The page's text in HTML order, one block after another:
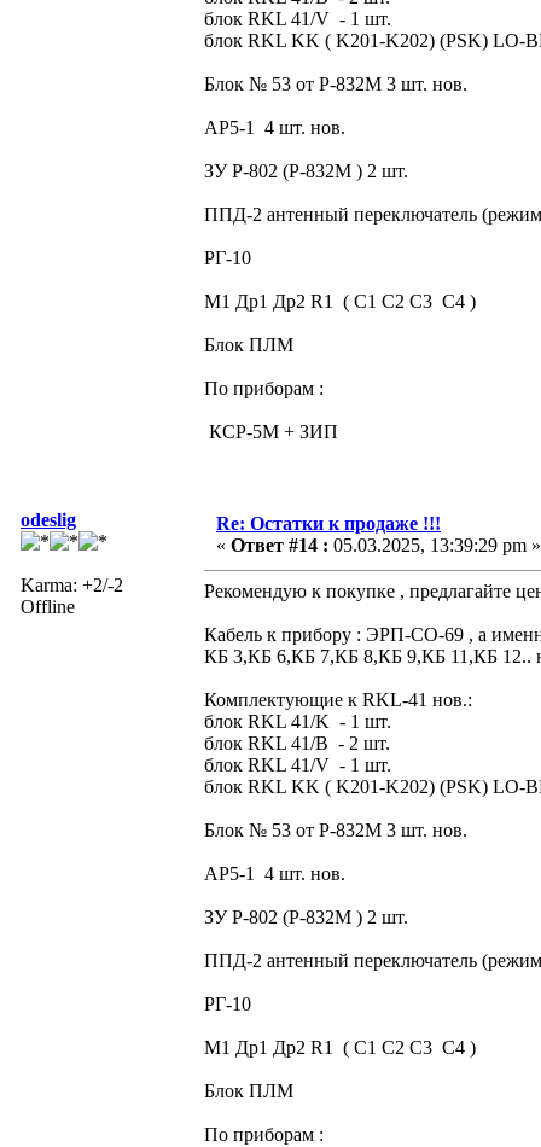
блок RKL 41/V - 1 шт.
блок RKL KK ( K201-K202) (PSK) LO-
Блок № 53 от Р-832М 3 шт. нов.
АР5-1 4 шт. нов.
ЗУ Р-802 (Р-832М ) 2 шт.
ППД-2 антенный переключатель
РГ-10
М1 Др1 Др2 R1 ( С1 С2 С3 С4 )
Блок ПЛМ
По приборам :
КСР-5М + ЗИП
odeslig
Karma: +2/-2
Offline
Re: Остатки к продаже !!!
« Ответ #14 : 05.03.2025, 13:39:29 pm »
Рекомендую к покупке , предлагайте
Кабель к прибору : ЭРП-СО-69 , а
КБ 3,КБ 6,КБ 7,КБ 8,КБ 9,КБ 11,КБ 12..
Комплектующие к RKL-41 нов.:
блок RKL 41/K - 1 шт.
блок RKL 41/В - 2 шт.
блок RKL 41/V - 1 шт.
блок RKL KK ( K201-K202) (PSK) LO-
Блок № 53 от Р-832М 3 шт. нов.
АР5-1 4 шт. нов.
ЗУ Р-802 (Р-832М ) 2 шт.
ППД-2 антенный переключатель
РГ-10
М1 Др1 Др2 R1 ( С1 С2 С3 С4 )
Блок ПЛМ
По приборам :